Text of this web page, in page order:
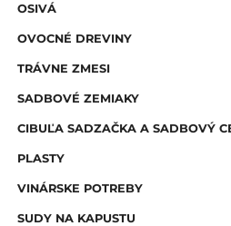
OSIVÁ
OVOCNÉ DREVINY
TRÁVNE ZMESI
SADBOVÉ ZEMIAKY
CIBUĽA SADZAČKA A SADBOVÝ
PLASTY
VINÁRSKE POTREBY
SUDY NA KAPUSTU